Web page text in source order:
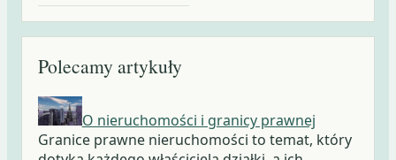
Polecamy artykuły
O nieruchomości i granicy prawnej
Granice prawne nieruchomości to temat, który